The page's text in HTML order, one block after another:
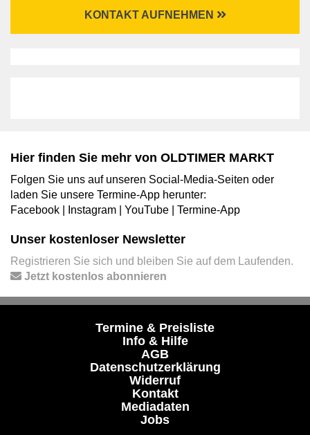
KONTAKT AUFNEHMEN
Hier finden Sie mehr von OLDTIMER MARKT
Folgen Sie uns auf unseren Social-Media-Seiten oder
laden Sie unsere Termine-App herunter:
Facebook
Instagram YouTube Termine-App
Unser kostenloser Newsletter
Registrieren Sie sich und bleiben Sie auf dem Laufenden.
Jetzt kostenlos abonnieren
Termine & Preisliste
Info & Hilfe
AGB
Datenschutzerklärung
Widerruf
Kontakt
Mediadaten
Jobs